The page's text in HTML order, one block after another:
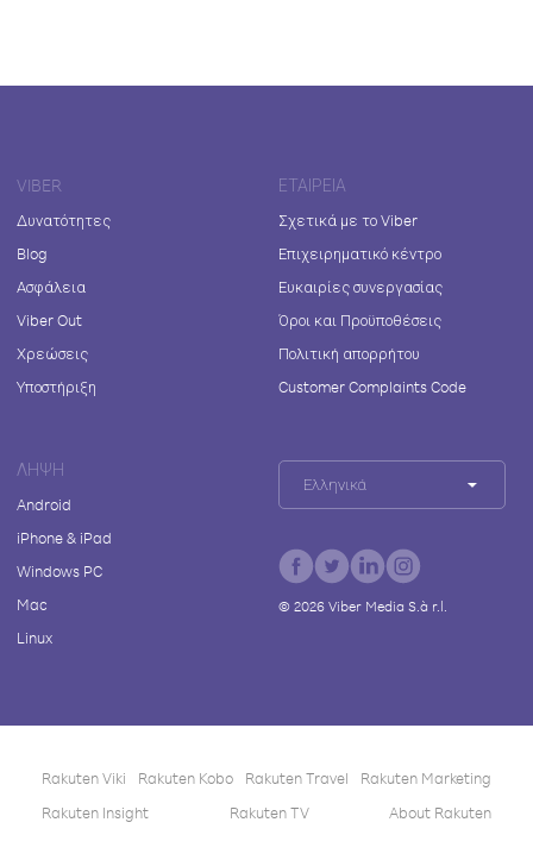
VIBER
Δυνατότητες
Blog
Ασφάλεια
Viber Out
Χρεώσεις
Υποστήριξη
ΕΤΑΙΡΕΊΑ
Σχετικά με το Viber
Επιχειρηματικό κέντρο
Ευκαιρίες συνεργασίας
Όροι και Προϋποθέσεις
Πολιτική απορρήτου
Customer Complaints Code
ΛΉΨΗ
Android
iPhone & iPad
Windows PC
Mac
Linux
Ελληνικά
© 2026Viber Media S.à r.l.
Rakuten Viki Rakuten Kobo Rakuten Travel
Rakuten Marketing
Rakuten Insight
Rakuten TV About Rakuten